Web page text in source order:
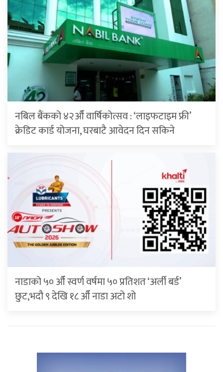
नबिल बैंकको ४२औँ वार्षिकोत्सव : ‘लाइफटाइम फ्री’
क्रेडिट कार्ड योजना, घरबाटै आवेदन दिन सकिने
नाडाको ५० औँ स्वर्ण वर्षमा ५० प्रतिशत ‘अर्ली बर्ड’
छुट,भदौ ९ देखि १८ औँ नाडा अटो शो